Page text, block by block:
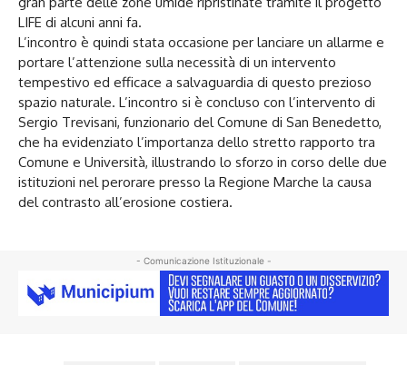
LIFE di alcuni anni fa.
L’incontro è quindi stata occasione per lanciare un allarme e
portare l’attenzione sulla necessità di un intervento
tempestivo ed efficace a salvaguardia di questo prezioso
spazio naturale. L’incontro si è concluso con l’intervento di
Sergio Trevisani, funzionario del Comune di San Benedetto,
che ha evidenziato l’importanza dello stretto rapporto tra
Comune e Università, illustrando lo sforzo in corso delle due
istituzioni nel perorare presso la Regione Marche la causa
del contrasto all’erosione costiera.
- Comunicazione Istituzionale -